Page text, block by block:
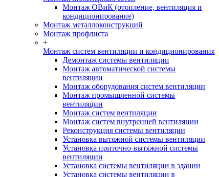
Монтаж ОВиК (отопление, вентиляция и
кондиционирование)
Монтаж металлоконструкций
Монтаж профлиста
+
Монтаж систем вентиляции и кондиционирования
Демонтаж системы вентиляции
Монтаж автоматической системы
вентиляции
Монтаж оборудования систем вентиляции
Монтаж промышленной системы
вентиляции
Монтаж систем вентиляции
Монтаж систем внутренней вентиляции
Реконструкция системы вентиляции
Установка вытяжной системы вентиляции
Установка приточно-вытяжной системы
вентиляции
Установка системы вентиляции в здании
Установка системы вентиляции в